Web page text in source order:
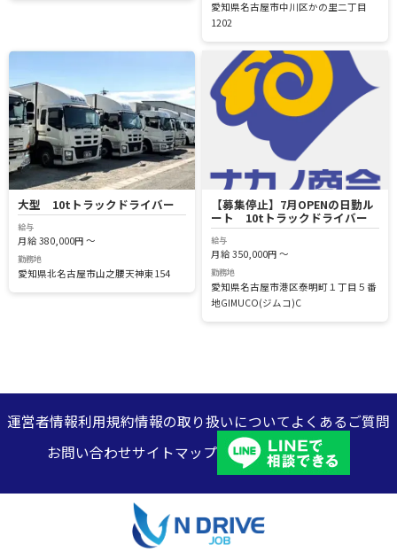
愛知県名古屋市中川区かの里二丁目
1202
大型 10tトラックドライバー
給与
月給 380,000円 ～
勤務地
愛知県北名古屋市山之腰天神東154
【募集停止】7月OPENの日勤ル
ート 10tトラックドライバー
給与
月給 350,000円 ～
勤務地
愛知県名古屋市港区泰明町１丁目５番
地GIMUCO(ジムコ)C
運営者情報利用規約情報の取り扱いについてよくあるご質問
お問い合わせサイトマップ